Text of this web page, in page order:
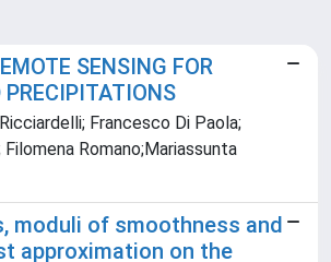
SENSING FOR
PRECIPITATIONS
Francesco Di Paola;
Filomena Romano;Mariassunta
moduli of smoothness and
approximation on the